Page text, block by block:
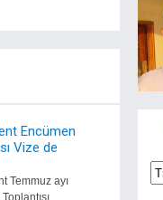
Encümen
Vize de
Temmuz ayı